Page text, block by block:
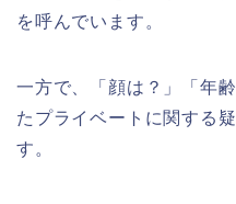
を呼んでいます。
一方で、「顔は？」「年
たプライベートに関する
す。